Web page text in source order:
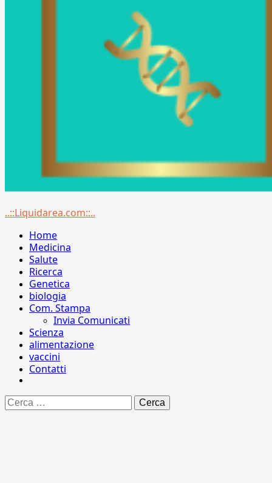
Menu
..::Liquidarea.com::..
Home
Medicina
Salute
Ricerca
Genetica
biologia
Com. Stampa
Invia Comunicati
Scienza
alimentazione
vaccini
Contatti
Ricerca
per: